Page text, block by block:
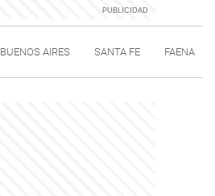
BUENOS AIRES SANTA FE FAENA